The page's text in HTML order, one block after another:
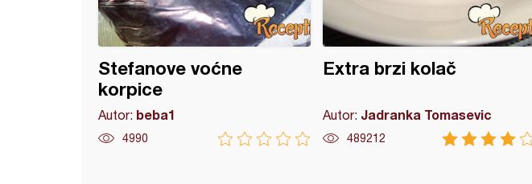
Stefanove voćne
korpice
Autor: beba1
4990
Extra brzi kolač
Autor: Jadranka Tomasevic
489212